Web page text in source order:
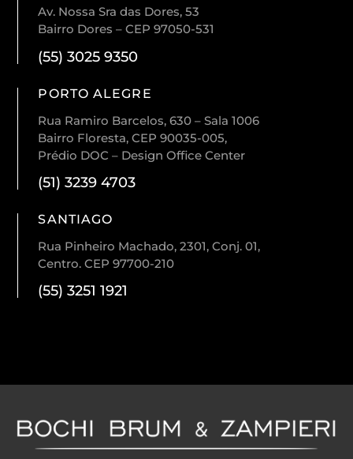
Av. Nossa Sra das Dores, 53
Bairro Dores – CEP 97050-531
(55) 3025 9350
PORTO ALEGRE
Rua Ramiro Barcelos, 630 – Sala 1006
Bairro Floresta, CEP 90035-005,
Prédio DOC – Design Office Center
(51) 3239 4703
SANTIAGO
Rua Pinheiro Machado, 2301, Conj. 01,
Centro. CEP 97700-210
(55) 3251 1921